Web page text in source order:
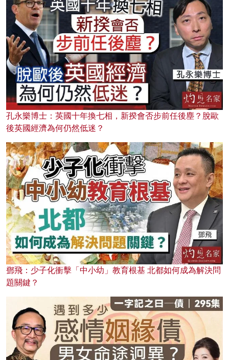
孔永樂博士：英國十年換七相，新揆會否步前任後塵？脫歐
後英國經濟為何仍然低迷？
鄧飛：少子化衝擊「中小幼」教育根基 北都如何成為解決問
題關鍵？